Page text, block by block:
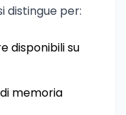
distingue per:
disponibili su
memoria